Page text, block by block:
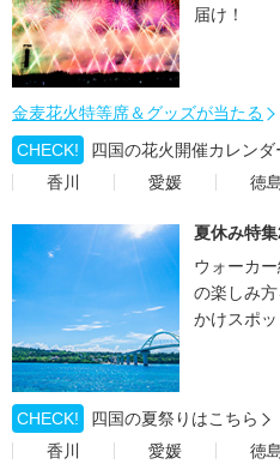
届け！
金麦花火特等席＆グッズが当たる
CHECK!
四国の花火開催カレンダ
香川
愛媛 徳
夏休み特集
ウォーカ
の楽しみ
かけスポ
CHECK!
四国の夏祭りはこちら
香川
愛媛 徳